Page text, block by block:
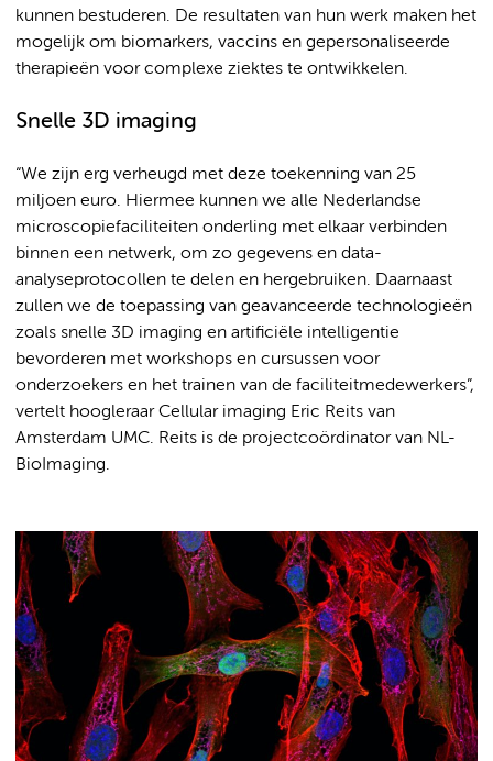
kunnen bestuderen. De resultaten van hun werk maken het
mogelijk om biomarkers, vaccins en gepersonaliseerde
therapieën voor complexe ziektes te ontwikkelen.
Snelle 3D imaging
“We zijn erg verheugd met deze toekenning van 25
miljoen euro. Hiermee kunnen we alle Nederlandse
microscopiefaciliteiten onderling met elkaar verbinden
binnen een netwerk, om zo gegevens en data-
analyseprotocollen te delen en hergebruiken. Daarnaast
zullen we de toepassing van geavanceerde technologieën
zoals snelle 3D imaging en artificiële intelligentie
bevorderen met workshops en cursussen voor
onderzoekers en het trainen van de faciliteitmedewerkers”,
vertelt hoogleraar Cellular imaging Eric Reits van
Amsterdam UMC. Reits is de projectcoördinator van NL-
BioImaging.